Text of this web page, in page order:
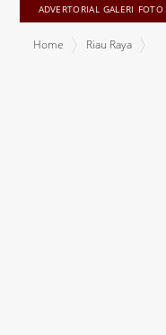
ADVERTORIAL GALERI FOTO
Home
Riau Raya